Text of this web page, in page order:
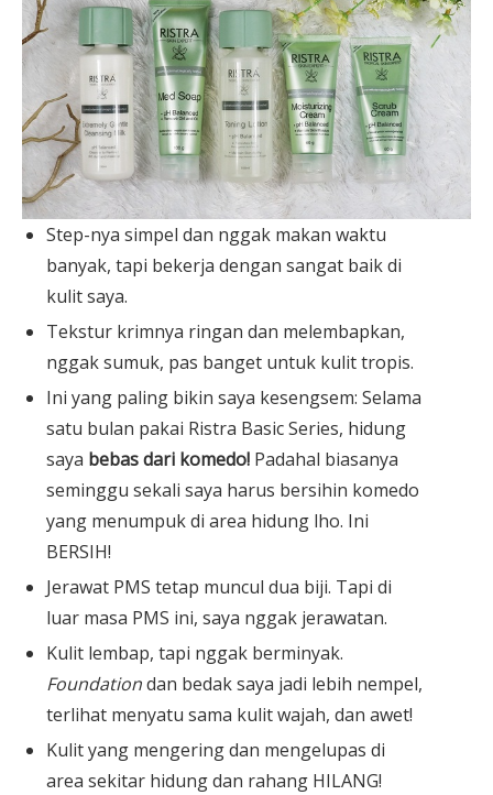
Step-nya simpel dan nggak makan waktu
banyak, tapi bekerja dengan sangat baik di
kulit saya.
Tekstur krimnya ringan dan melembapkan,
nggak sumuk, pas banget untuk kulit tropis.
Ini yang paling bikin saya kesengsem: Selama
satu bulan pakai Ristra Basic Series, hidung
saya bebas dari komedo! Padahal biasanya
seminggu sekali saya harus bersihin komedo
yang menumpuk di area hidung lho. Ini
BERSIH!
Jerawat PMS tetap muncul dua biji. Tapi di
luar masa PMS ini, saya nggak jerawatan.
Kulit lembap, tapi nggak berminyak.
Foundationdan bedak saya jadi lebih nempel,
terlihat menyatu sama kulit wajah, dan awet!
Kulit yang mengering dan mengelupas di
area sekitar hidung dan rahang HILANG!